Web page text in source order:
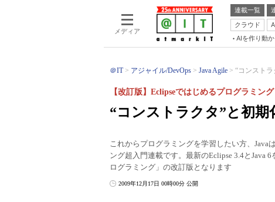
メディア
連載一覧
クラウド
AIを作り動
＠IT アジャイル/DevOps Java Agile “コンスト
“コンストラクタ”と初期
【改訂版】Eclipseではじめるプログラミング
これからプログラミングを学習したい方、Java
ング超入門連載です。最新のEclipse 3.4とJava
ログラミング」の改訂版となります
2009年12月17日 00時00分 公開